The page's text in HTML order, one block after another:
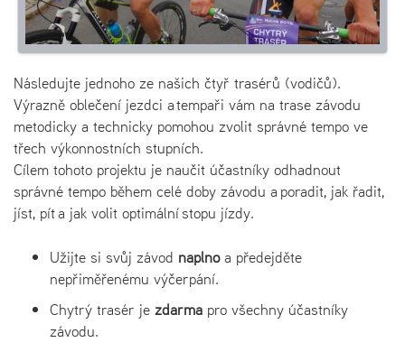
Následujte jednoho ze našich čtyř trasérů (vodičů).
Výrazně oblečení jezdci a tempaři vám na trase závodu
metodicky a technicky pomohou zvolit správné tempo ve
třech výkonnostních stupních.
Cílem tohoto projektu je naučit účastníky odhadnout
správné tempo během celé doby závodu a poradit, jak řadit,
jíst, pít a jak volit optimální stopu jízdy.
Užijte si svůj závod naplnoa předejděte
nepřiměřenému výčerpání.
Chytrý trasér je zdarma pro všechny účastníky
závodu.